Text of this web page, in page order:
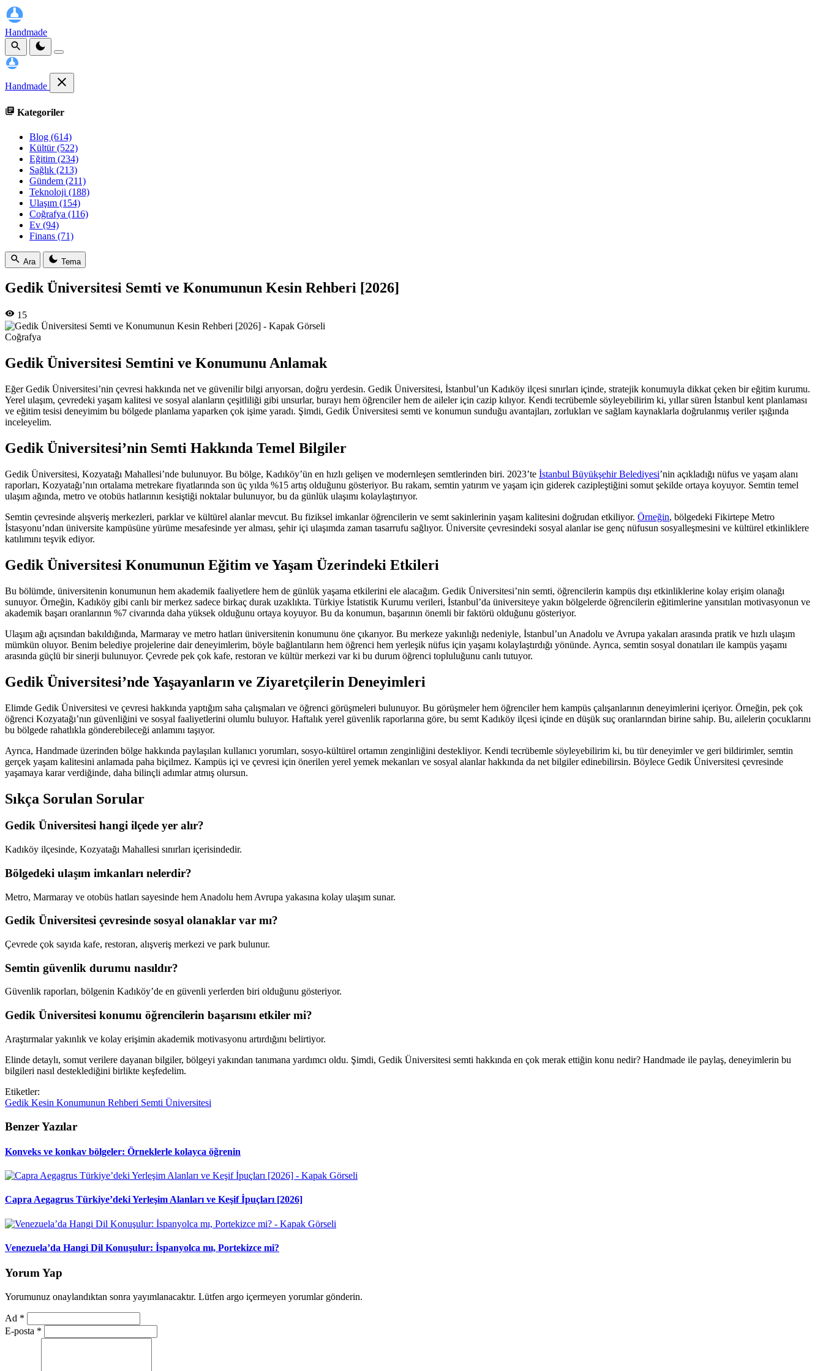
Handmade
Handmade
Kategoriler
Blog (614)
Kültür(522)
Eğitim (234)
Sağlık (213)
Gündem (211)
Teknoloji (188)
Ulaşım (154)
Coğrafya (116)
Ev (94)
Finans (71)
Ara Tema
Gedik Üniversitesi Semti ve Konumunun Kesin Rehberi [2026]
15
Coğrafya
Gedik Üniversitesi Semtini ve Konumunu Anlamak
Eğer Gedik Üniversitesi’nin çevresi hakkında net ve güvenilir bilgi arıyorsan, doğru yerdesin. Gedik Üniversitesi, İstanbul’un Kadıköy ilçesi sınırları içinde, stratejik konumuyla dikkat çeken bir eğitim kurumu.
Yerel ulaşım, çevredeki yaşam kalitesi ve sosyal alanların çeşitliliği gibi unsurlar, burayı hem öğrenciler hem de aileler için cazip kılıyor. Kendi tecrübemle söyleyebilirim ki, yıllar süren İstanbul kent planlaması
ve eğitim tesisi deneyimim bu bölgede planlama yaparken çok işime yaradı. Şimdi, Gedik Üniversitesi semti ve konumun sunduğu avantajları, zorlukları ve sağlam kaynaklarla doğrulanmış veriler ışığında
inceleyelim.
Gedik Üniversitesi’nin Semti Hakkında Temel Bilgiler
Gedik Üniversitesi, Kozyatağı Mahallesi’nde bulunuyor. Bu bölge, Kadıköy’ün en hızlı gelişen ve modernleşen semtlerinden biri. 2023’te İstanbul Büyükşehir Belediyesi’nin açıkladığı nüfus ve yaşam alanı
raporları, Kozyatağı’nın ortalama metrekare fiyatlarında son üç yılda %15 artış olduğunu gösteriyor. Bu rakam, semtin yatırım ve yaşam için giderek cazipleştiğini somut şekilde ortaya koyuyor. Semtin temel
ulaşım ağında, metro ve otobüs hatlarının kesiştiği noktalar bulunuyor, bu da günlük ulaşımı kolaylaştırıyor.
Semtin çevresinde alışveriş merkezleri, parklar ve kültürel alanlar mevcut. Bu fiziksel imkanlar öğrencilerin ve semt sakinlerinin yaşam kalitesini doğrudan etkiliyor. Örneğin, bölgedeki Fikirtepe Metro
İstasyonu’ndan üniversite kampüsüne yürüme mesafesinde yer alması, şehir içi ulaşımda zaman tasarrufu sağlıyor. Üniversite çevresindeki sosyal alanlar ise genç nüfusun sosyalleşmesini ve kültürel etkinliklere
katılımını teşvik ediyor.
Gedik Üniversitesi Konumunun Eğitim ve Yaşam Üzerindeki Etkileri
Bu bölümde, üniversitenin konumunun hem akademik faaliyetlere hem de günlük yaşama etkilerini ele alacağım. Gedik Üniversitesi’nin semti, öğrencilerin kampüs dışı etkinliklerine kolay erişim olanağı
sunuyor. Örneğin, Kadıköy gibi canlı bir merkez sadece birkaç durak uzaklıkta. Türkiye İstatistik Kurumu verileri, İstanbul’da üniversiteye yakın bölgelerde öğrencilerin eğitimlerine yansıtılan motivasyonun ve
akademik başarı oranlarının %7 civarında daha yüksek olduğunu ortaya koyuyor. Bu da konumun, başarının önemli bir faktörü olduğunu gösteriyor.
Ulaşım ağı açısından bakıldığında, Marmaray ve metro hatları üniversitenin konumunu öne çıkarıyor. Bu merkeze yakınlığı nedeniyle, İstanbul’un Anadolu ve Avrupa yakaları arasında pratik ve hızlı ulaşım
mümkün oluyor. Benim belediye projelerine dair deneyimlerim, böyle bağlantıların hem öğrenci hem yerleşik nüfus için yaşamı kolaylaştırdığı yönünde. Ayrıca, semtin sosyal donatıları ile kampüs yaşamı
arasında güçlü bir sinerji bulunuyor. Çevrede pek çok kafe, restoran ve kültür merkezi var ki bu durum öğrenci topluluğunu canlı tutuyor.
Gedik Üniversitesi’nde Yaşayanların ve Ziyaretçilerin Deneyimleri
Elimde Gedik Üniversitesi ve çevresi hakkında yaptığım saha çalışmaları ve öğrenci görüşmeleri bulunuyor. Bu görüşmeler hem öğrenciler hem kampüs çalışanlarının deneyimlerini içeriyor. Örneğin, pek çok
öğrenci Kozyatağı’nın güvenliğini ve sosyal faaliyetlerini olumlu buluyor. Haftalık yerel güvenlik raporlarına göre, bu semt Kadıköy ilçesi içinde en düşük suç oranlarından birine sahip. Bu, ailelerin çocuklarını
bu bölgede rahatlıkla gönderebileceği anlamını taşıyor.
Ayrıca, Handmade üzerinden bölge hakkında paylaşılan kullanıcı yorumları, sosyo-kültürel ortamın zenginliğini destekliyor. Kendi tecrübemle söyleyebilirim ki, bu tür deneyimler ve geri bildirimler, semtin
gerçek yaşam kalitesini anlamada paha biçilmez. Kampüs içi ve çevresi için önerilen yerel yemek mekanları ve sosyal alanlar hakkında da net bilgiler edinebilirsin. Böylece Gedik Üniversitesi çevresinde
yaşamaya karar verdiğinde, daha bilinçli adımlar atmış olursun.
Sıkça Sorulan Sorular
Gedik Üniversitesi hangi ilçede yer alır?
Kadıköy ilçesinde, Kozyatağı Mahallesi sınırları içerisindedir.
Bölgedeki ulaşım imkanları nelerdir?
Metro, Marmaray ve otobüs hatları sayesinde hem Anadolu hem Avrupa yakasına kolay ulaşım sunar.
Gedik Üniversitesi çevresinde sosyal olanaklar var mı?
Çevrede çok sayıda kafe, restoran, alışveriş merkezi ve park bulunur.
Semtin güvenlik durumu nasıldır?
Güvenlik raporları, bölgenin Kadıköy’de en güvenli yerlerden biri olduğunu gösteriyor.
Gedik Üniversitesi konumu öğrencilerin başarısını etkiler mi?
Araştırmalar yakınlık ve kolay erişimin akademik motivasyonu artırdığını belirtiyor.
Elinde detaylı, somut verilere dayanan bilgiler, bölgeyi yakından tanımana yardımcı oldu. Şimdi, Gedik Üniversitesi semti hakkında en çok merak ettiğin konu nedir? Handmade ile paylaş, deneyimlerin bu
bilgileri nasıl desteklediğini birlikte keşfedelim.
Etiketler:
Gedik Kesin Konumunun Rehberi Semti Üniversitesi
Benzer Yazılar
Konveks ve konkav bölgeler: Örneklerle kolayca öğrenin
Capra Aegagrus Türkiye’deki Yerleşim Alanları ve Keşif İpuçları [2026]
Venezuela’da Hangi Dil Konuşulur: İspanyolca mı, Portekizce mi?
Yorum Yap
Yorumunuz onaylandıktan sonra yayımlanacaktır. Lütfen argo içermeyen yorumlar gönderin.
Ad *
E-posta *